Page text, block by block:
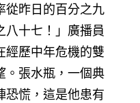
從昨日的百分之九
八十七！」廣播員
經歷中年危機的雙
。張水瓶，一個典
恐慌，這是他患有